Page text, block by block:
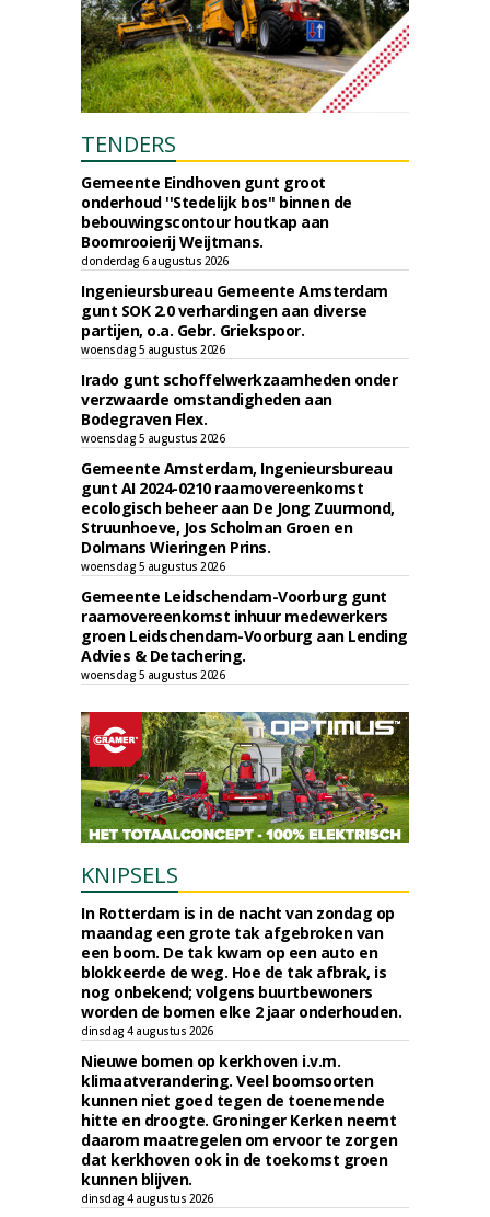
TENDERS
Gemeente Eindhoven gunt groot
onderhoud ''Stedelijk bos'' binnen de
bebouwingscontour houtkap aan
Boomrooierij Weijtmans.
donderdag 6 augustus 2026
Ingenieursbureau Gemeente Amsterdam
gunt SOK 2.0 verhardingen aan diverse
partijen, o.a. Gebr. Griekspoor.
woensdag 5 augustus 2026
Irado gunt schoffelwerkzaamheden onder
verzwaarde omstandigheden aan
Bodegraven Flex.
woensdag 5 augustus 2026
Gemeente Amsterdam, Ingenieursbureau
gunt AI 2024-0210 raamovereenkomst
ecologisch beheer aan De Jong Zuurmond,
Struunhoeve, Jos Scholman Groen en
Dolmans Wieringen Prins.
woensdag 5 augustus 2026
Gemeente Leidschendam-Voorburg gunt
raamovereenkomst inhuur medewerkers
groen Leidschendam-Voorburg aan Lending
Advies & Detachering.
woensdag 5 augustus 2026
KNIPSELS
In Rotterdam is in de nacht van zondag op
maandag een grote tak afgebroken van
een boom. De tak kwam op een auto en
blokkeerde de weg. Hoe de tak afbrak, is
nog onbekend; volgens buurtbewoners
worden de bomen elke 2 jaar onderhouden.
dinsdag 4 augustus 2026
Nieuwe bomen op kerkhoven i.v.m.
klimaatverandering. Veel boomsoorten
kunnen niet goed tegen de toenemende
hitte en droogte. Groninger Kerken neemt
daarom maatregelen om ervoor te zorgen
dat kerkhoven ook in de toekomst groen
kunnen blijven.
dinsdag 4 augustus 2026